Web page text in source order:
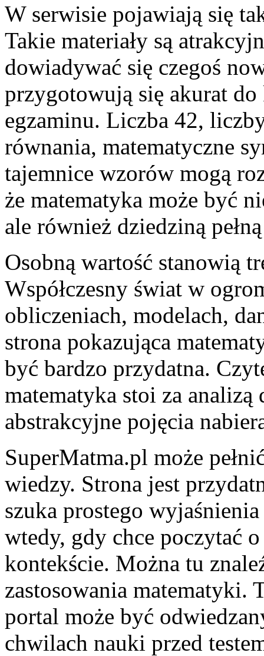
W serwisie pojawiają się
Takie materiały są
dowiadywać się czegoś
przygotowują się akurat
egzaminu. Liczba 42,
równania, matematyczne
tajemnice wzorów mogą
że matematyka może być
ale również dziedziną
Osobną wartość stanowią
Współczesny świat w
obliczeniach, modelach,
strona pokazująca
być bardzo przydatna.
matematyka stoi za
abstrakcyjne pojęcia
SuperMatma.pl może
wiedzy. Strona jest
szuka prostego
wtedy, gdy chce poczytać
kontekście. Można tu
zastosowania matematyki.
portal może być
chwilach nauki przed